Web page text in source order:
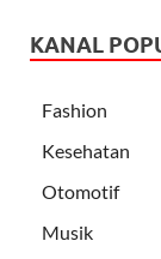
KANAL
Fashion
Kesehatan
Otomotif
Musik